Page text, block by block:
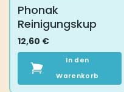
Phonak
Reinigungskup
12,60 €
In den
Warenkorb